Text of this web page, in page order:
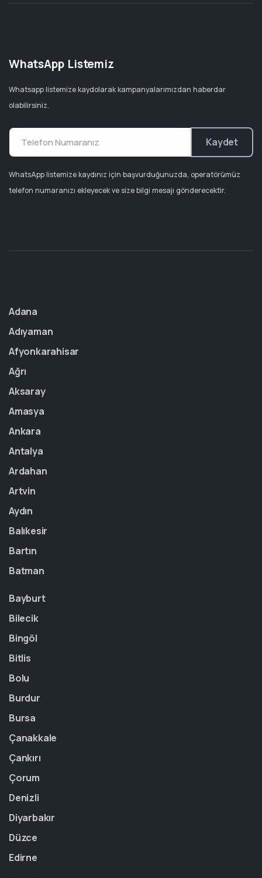
WhatsApp Listemiz
Whatsapp listemize kaydolarak kampanyalarımızdan haberdar
olabilirsiniz.
Kaydet
WhatsApp listemize kaydınız için başvurduğunuzda, operatörümüz
telefon numaranızı ekleyecek ve size bilgi mesajı gönderecektir.
Adana
Adıyaman
Afyonkarahisar
Ağrı
Aksaray
Amasya
Ankara
Antalya
Ardahan
Artvin
Aydın
Balıkesir
Bartın
Batman
Bayburt
Bilecik
Bingöl
Bitlis
Bolu
Burdur
Bursa
Çanakkale
Çankırı
Çorum
Denizli
Diyarbakır
Düzce
Edirne